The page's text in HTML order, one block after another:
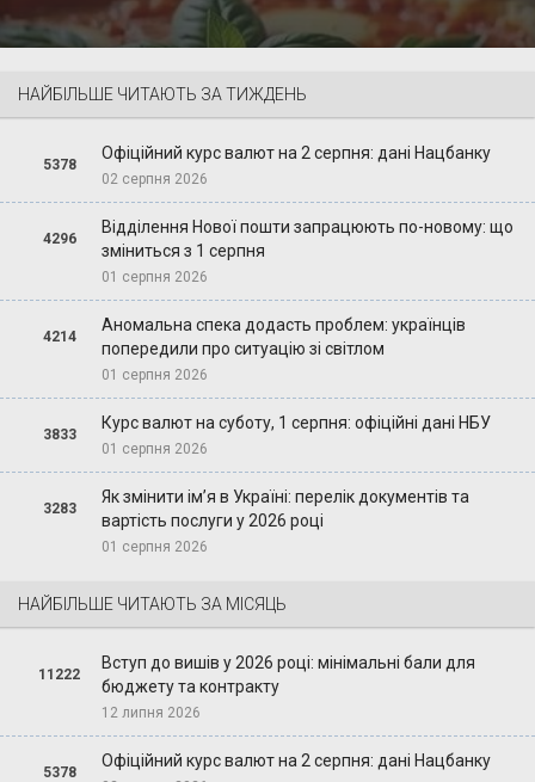
НАЙБІЛЬШЕ ЧИТАЮТЬ ЗА ТИЖДЕНЬ
5378
Офіційний курс валют на 2 серпня: дані Нацбанку
02 серпня 2026
4296
Відділення Нової пошти запрацюють по-новому: що
зміниться з 1 серпня
01 серпня 2026
4214
Аномальна спека додасть проблем: українців
попередили про ситуацію зі світлом
01 серпня 2026
3833
Курс валют на суботу, 1 серпня: офіційні дані НБУ
01 серпня 2026
3283
Як змінити ім’я в Україні: перелік документів та
вартість послуги у 2026 році
01 серпня 2026
НАЙБІЛЬШЕ ЧИТАЮТЬ ЗА МІСЯЦЬ
11222
Вступ до вишів у 2026 році: мінімальні бали для
бюджету та контракту
12 липня 2026
5378
Офіційний курс валют на 2 серпня: дані Нацбанку